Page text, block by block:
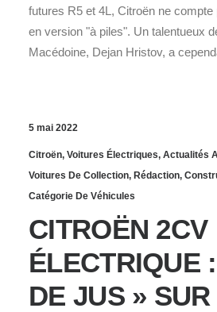
futures R5 et 4L, Citroën ne
en version "à piles". Un talentueux
Macédoine, Dejan Hristov, a
5 mai 2022
Citroën, Voitures Électriques, Actualités
Voitures De Collection, Rédaction,
Catégorie De Véhicules
CITROËN 2CV
ÉLECTRIQUE
DE JUS » SUR